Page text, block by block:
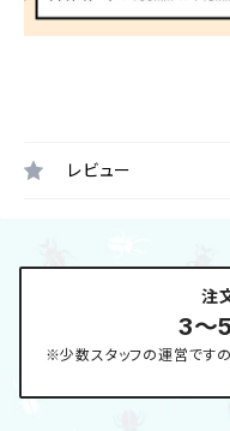
レビュー
注
3〜
※少数スタッフの運営です